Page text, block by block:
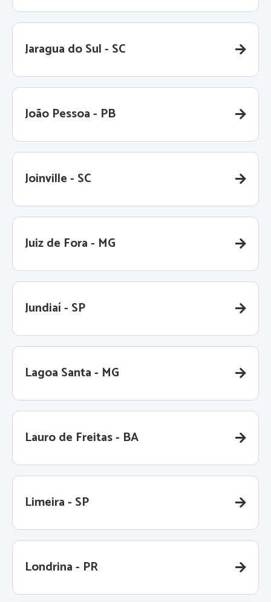
Jaragua do Sul - SC
João Pessoa - PB
Joinville - SC
Juiz de Fora - MG
Jundiaí - SP
Lagoa Santa - MG
Lauro de Freitas - BA
Limeira - SP
Londrina - PR